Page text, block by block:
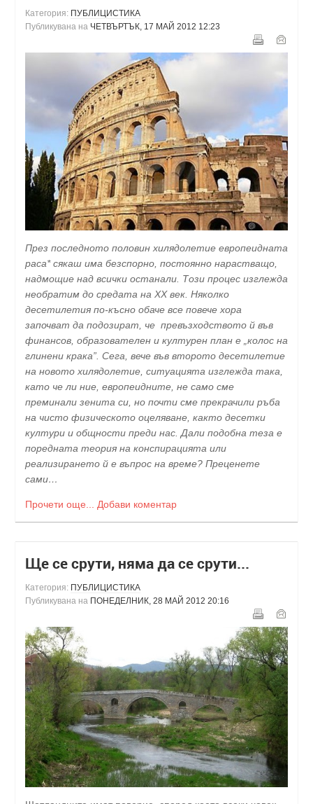
Категория: ПУБЛИЦИСТИКА
Публикувана на ЧЕТВЪРТЪК, 17 МАЙ 2012 12:23
През последното половин хилядолетие европеидната
раса* сякаш има безспорно, постоянно нарастващо,
надмощие над всички останали. Този процес изглежда
необратим до средата на ХХ век. Няколко
десетилетия по-късно обаче все повече хора
започват да подозират, че превъзходството й във
финансов, образователен и културен план е „колос на
глинени крака”. Сега, вече във второто десетилетие
на новото хилядолетие, ситуацията изглежда така,
като че ли ние, европеидните, не само сме
преминали зенита си, но почти сме прекрачили ръба
на чисто физическото оцеляване, както десетки
култури и общности преди нас. Дали подобна теза е
поредната теория на конспирацията или
реализирането й е въпрос на време? Преценете
сами…
Прочети още... Добави коментар
Ще се срути, няма да се срути...
Категория: ПУБЛИЦИСТИКА
Публикувана на ПОНЕДЕЛНИК, 28 МАЙ 2012 20:16